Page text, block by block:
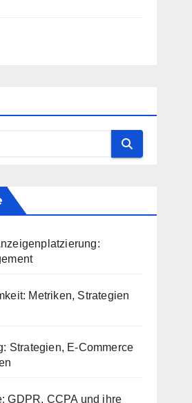
Metriken, Strategien
Strategien, E-Commerce
GDPR, CCPA und ihre